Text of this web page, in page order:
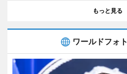
もっと見る
ワールドフォ